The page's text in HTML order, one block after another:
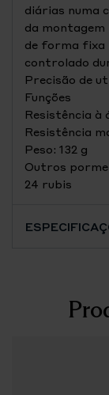
diárias numa
da montagem
de forma fixa
controlado
Precisão de
Funções
Resistência à
Resistência
Peso: 132 g
Outros
24 rubis